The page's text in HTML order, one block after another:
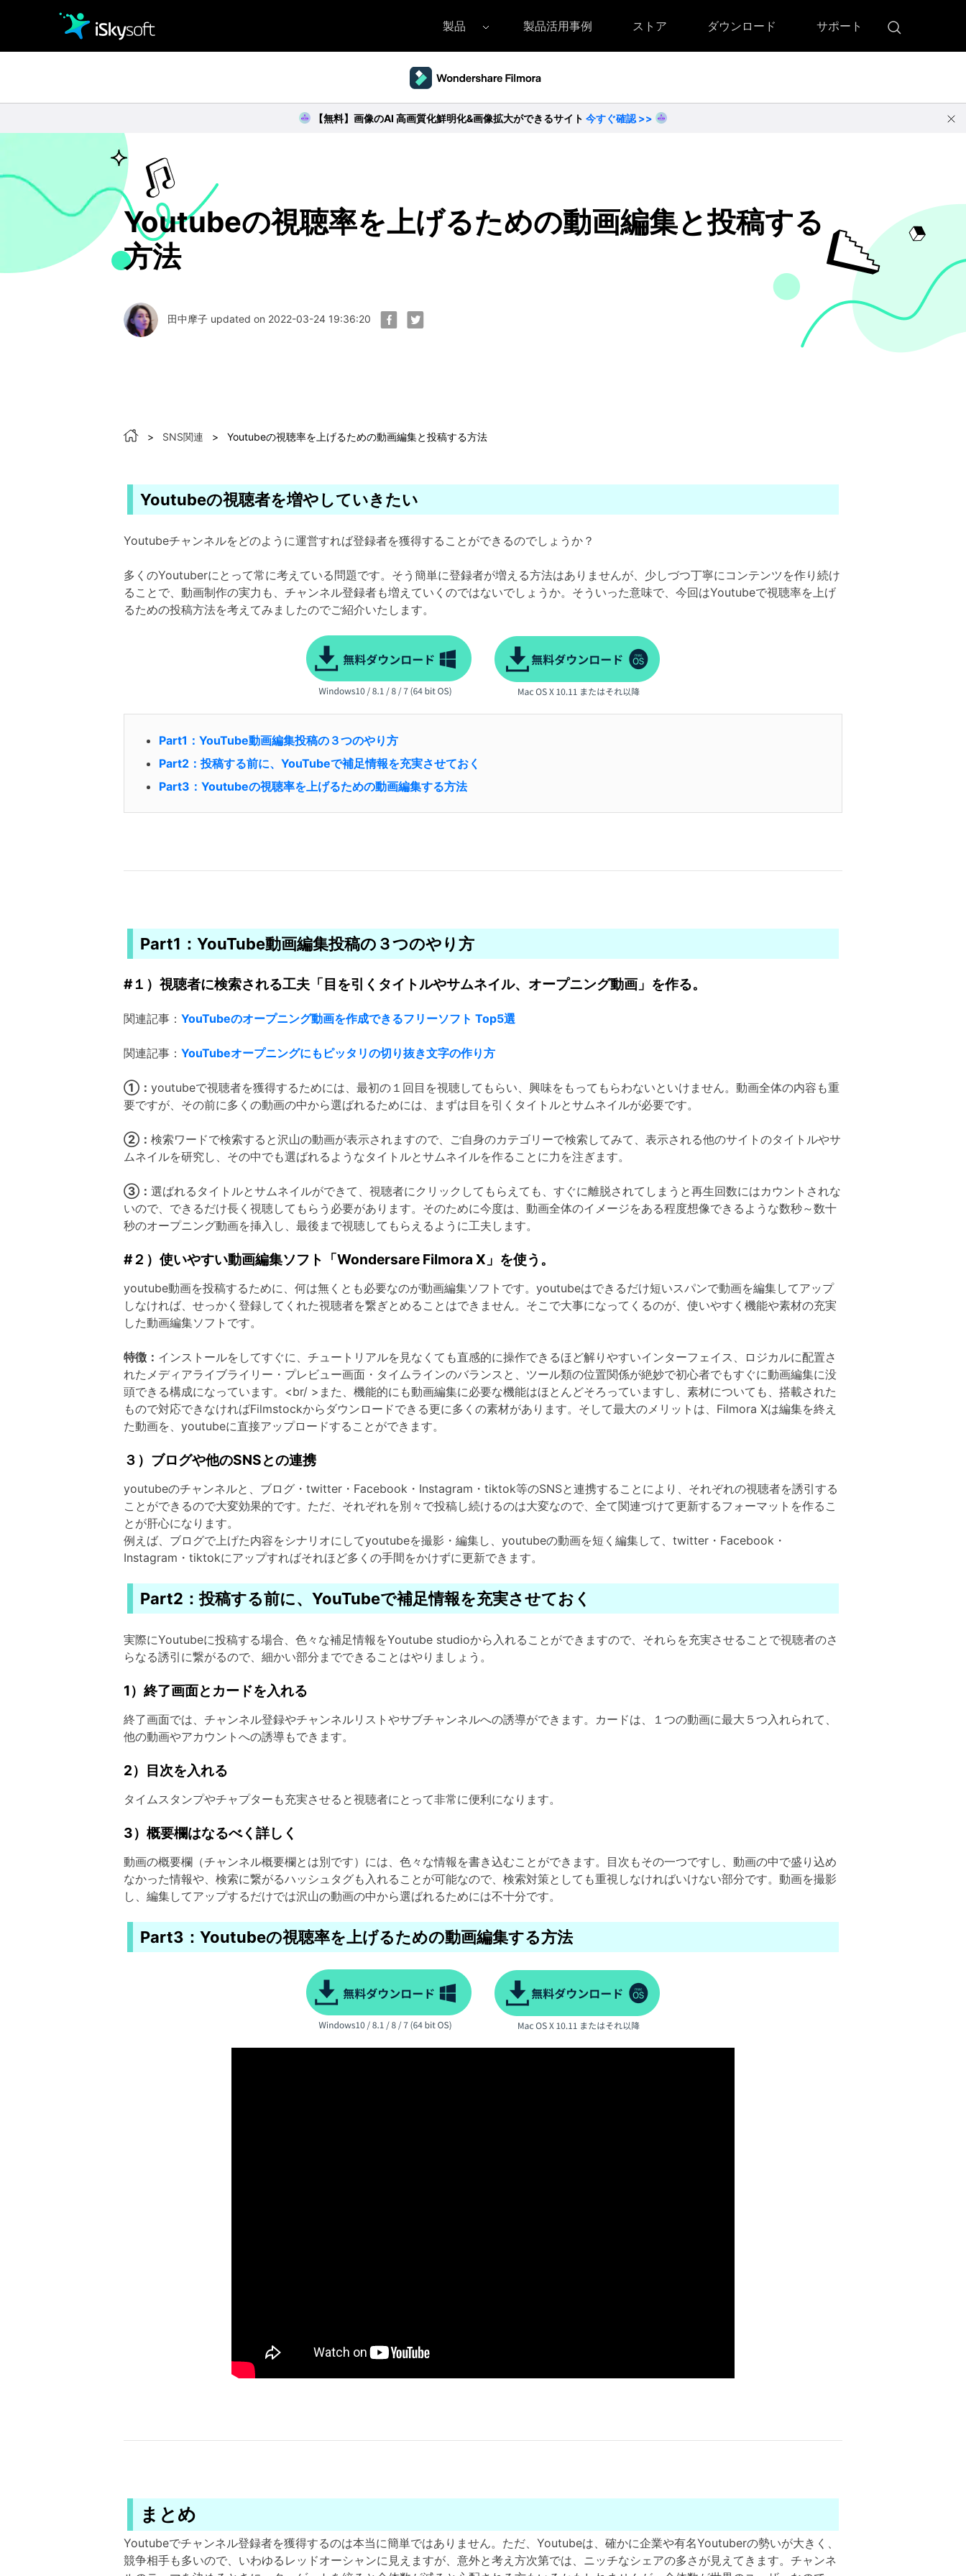
製品
ユーティリティ
Filmora（フィモーラ）
• DVD Memory for Windows
製品活用事例 ストア ダウンロード サポート
【無料】画像のAI 高画質化鮮明化&画像拡大ができるサイト 今すぐ確認 >>
Youtubeの視聴率を上げるための動画編集と投稿する
方法
田中摩子 updated on 2022-03-24 19:36:20
> SNS関連 > Youtubeの視聴率を上げるための動画編集と投稿する方法
Youtubeの視聴者を増やしていきたい
Youtubeチャンネルをどのように運営すれば登録者を獲得することができるのでしょうか？
多くのYoutuberにとって常に考えている問題です。そう簡単に登録者が増える方法はありませんが、少しづつ丁寧にコンテンツを作り続け
ることで、動画制作の実力も、チャンネル登録者も増えていくのではないでしょうか。そういった意味で、今回はYoutubeで視聴率を上げ
るための投稿方法を考えてみましたのでご紹介いたします。
Part1：YouTube動画編集投稿の３つのやり方
Part2：投稿する前に、YouTubeで補足情報を充実させておく
Part3：Youtubeの視聴率を上げるための動画編集する方法
Part1：YouTube動画編集投稿の３つのやり方
#１）視聴者に検索される工夫「目を引くタイトルやサムネイル、オープニング動画」を作る。
関連記事： YouTubeのオープニング動画を作成できるフリーソフト Top5選
関連記事： YouTubeオープニングにもピッタリの切り抜き文字の作り方
①： youtubeで視聴者を獲得するためには、最初の１回目を視聴してもらい、興味をもってもらわないといけません。動画全体の内容も重
要ですが、その前に多くの動画の中から選ばれるためには、まずは目を引くタイトルとサムネイルが必要です。
②： 検索ワードで検索すると沢山の動画が表示されますので、ご自身のカテゴリーで検索してみて、表示される他のサイトのタイトルやサ
ムネイルを研究し、その中でも選ばれるようなタイトルとサムネイルを作ることに力を注ぎます。
③： 選ばれるタイトルとサムネイルができて、視聴者にクリックしてもらえても、すぐに離脱されてしまうと再生回数にはカウントされな
いので、できるだけ長く視聴してもらう必要があります。そのために今度は、動画全体のイメージをある程度想像できるような数秒～数十
秒のオープニング動画を挿入し、最後まで視聴してもらえるように工夫します。
#２）使いやすい動画編集ソフト「Wondersare Filmora X」を使う。
youtube動画を投稿するために、何は無くとも必要なのが動画編集ソフトです。youtubeはできるだけ短いスパンで動画を編集してアップ
しなければ、せっかく登録してくれた視聴者を繋ぎとめることはできません。そこで大事になってくるのが、使いやすく機能や素材の充実
した動画編集ソフトです。
特徴： インストールをしてすぐに、チュートリアルを見なくても直感的に操作できるほど解りやすいインターフェイス、ロジカルに配置さ
れたメディアライブライリー・プレビュー画面・タイムラインのバランスと、ツール類の位置関係が絶妙で初心者でもすぐに動画編集に没
頭できる構成になっています。<br/ >また、機能的にも動画編集に必要な機能はほとんどそろっていますし、素材についても、搭載された
もので対応できなければFilmstockからダウンロードできる更に多くの素材があります。そして最大のメリットは、Filmora Xは編集を終え
た動画を、youtubeに直接アップロードすることができます。
３）ブログや他のSNSとの連携
youtubeのチャンネルと、ブログ・twitter・Facebook・Instagram・tiktok等のSNSと連携することにより、それぞれの視聴者を誘引する
ことができるので大変効果的です。ただ、それぞれを別々で投稿し続けるのは大変なので、全て関連づけて更新するフォーマットを作るこ
とが肝心になります。
例えば、ブログで上げた内容をシナリオにしてyoutubeを撮影・編集し、youtubeの動画を短く編集して、twitter・Facebook・
Instagram・tiktokにアップすればそれほど多くの手間をかけずに更新できます。
Part2：投稿する前に、YouTubeで補足情報を充実させておく
実際にYoutubeに投稿する場合、色々な補足情報をYoutube studioから入れることができますので、それらを充実させることで視聴者のさ
らなる誘引に繋がるので、細かい部分までできることはやりましょう。
1）終了画面とカードを入れる
終了画面では、チャンネル登録やチャンネルリストやサブチャンネルへの誘導ができます。カードは、１つの動画に最大５つ入れられて、
他の動画やアカウントへの誘導もできます。
2）目次を入れる
タイムスタンプやチャプターも充実させると視聴者にとって非常に便利になります。
3）概要欄はなるべく詳しく
動画の概要欄（チャンネル概要欄とは別です）には、色々な情報を書き込むことができます。目次もその一つですし、動画の中で盛り込め
なかった情報や、検索に繋がるハッシュタグも入れることが可能なので、検索対策としても重視しなければいけない部分です。動画を撮影
し、編集してアップするだけでは沢山の動画の中から選ばれるためには不十分です。
Part3：Youtubeの視聴率を上げるための動画編集する方法
まとめ
Youtubeでチャンネル登録者を獲得するのは本当に簡単ではありません。ただ、Youtubeは、確かに企業や有名Youtuberの勢いが大きく、
競争相手も多いので、いわゆるレッドオーシャンに見えますが、意外と考え方次第では、ニッチなシェアの多さが見えてきます。チャンネ